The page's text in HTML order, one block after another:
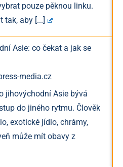
pouze pěknou linku.
tak, aby [...]
Asie: co čekat a jak se
media.cz
jihovýchodní Asie bývá
do jiného rytmu. Člověk
exotické jídlo, chrámy,
může mít obavy z